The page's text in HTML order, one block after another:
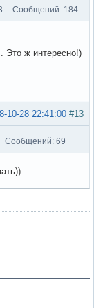
Сообщений: 184
Это ж интересно!)
#13
10-28 22:41:00
Сообщений: 69